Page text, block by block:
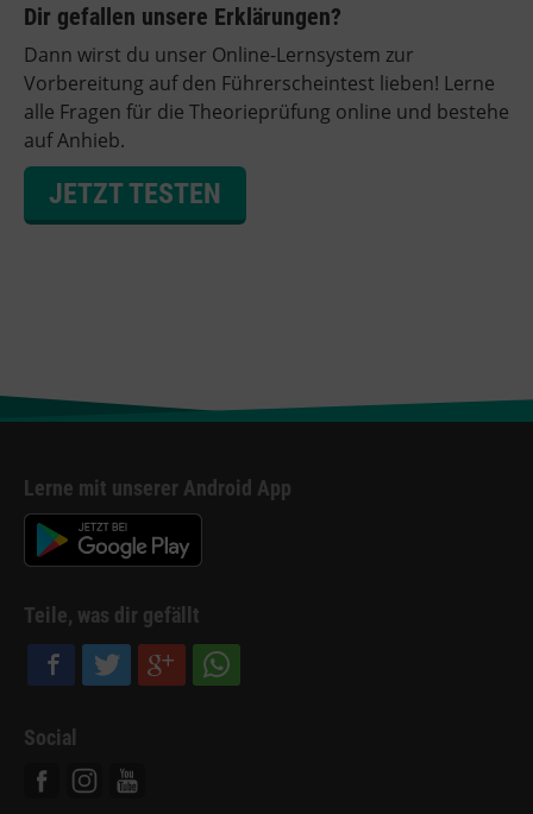
Dir gefallen unsere Erklärungen?
Dann wirst du unser Online-Lernsystem zur
Vorbereitung auf den Führerscheintest lieben! Lerne
alle Fragen für die Theorieprüfung online und bestehe
auf Anhieb.
JETZT TESTEN
Lerne mit unserer Android App
Teile, was dir gefällt
Social